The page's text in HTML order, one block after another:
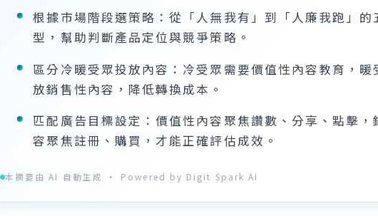
根據市場階段選策略：從「人無我有」到「人廉我跑」的
型，幫助判斷產品定位與競爭策略。
區分冷暖受眾投放內容：冷受眾需要價值性內容教育，暖
放銷售性內容，降低轉換成本。
匹配廣告目標設定：價值性內容聚焦讚數、分享、點擊，
容聚焦註冊、購買，才能正確評估成效。
本摘要由 AI 自動生成 · Powered by Digit Spark AI